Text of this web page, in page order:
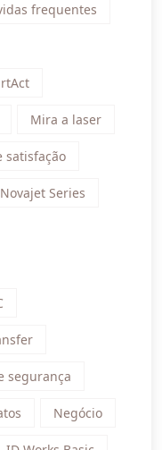
frequentes
Mira a laser
satisfação
Novajet Series
segurança
Negócio